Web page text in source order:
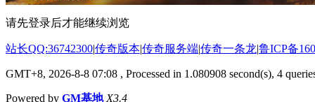
请先登录后才能继续浏览
站长QQ:36742300|传奇版本|传奇服务端|传奇一条龙|鲁ICP备
GMT+8, 2026-8-8 07:08 , Processed in 1.080908 second(s), 4
Powered by GM基地 X3.4